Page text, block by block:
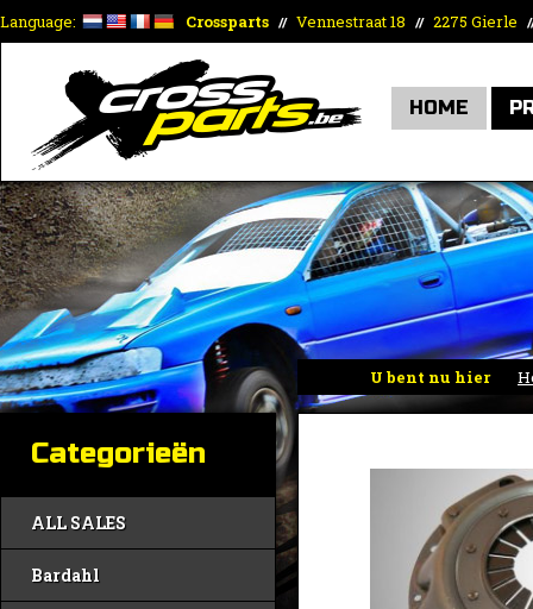
Language: Crossparts // Vennestraat 18 // 2275 Gierle
HOME
U bent nu hier
Categorieën
ALL SALES
Bardahl